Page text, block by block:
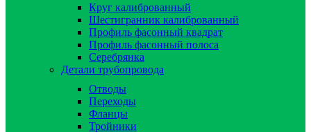
Круг калиброванный
Шестигранник калиброванный
Профиль фасонный квадрат
Профиль фасонный полоса
Серебрянка
Детали трубопровода
Отводы
Переходы
Фланцы
Тройники